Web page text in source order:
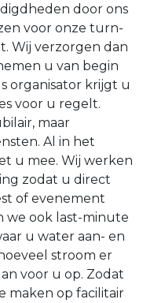
door ons
voor onze turn-
Wij verzorgen dan
u van begin
organisator krijgt u
voor u regelt.
maar
Al in het
u mee. Wij werken
zodat u direct
of evenement
we ook last-minute
u water aan- en
stroom er
voor u op. Zodat
maken op facilitair